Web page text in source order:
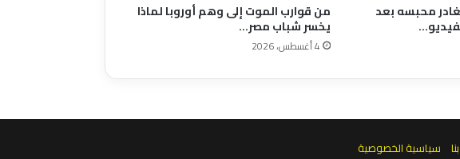
محبسه بعد من قوارب الموت إلى وهم أوروبا لماذا
يخسر شباب مصر…
4 أغسطس، 2026
سياسية الخصوصية